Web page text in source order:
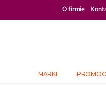
ZALOGUJ SIĘ I
O firmie
MARKI